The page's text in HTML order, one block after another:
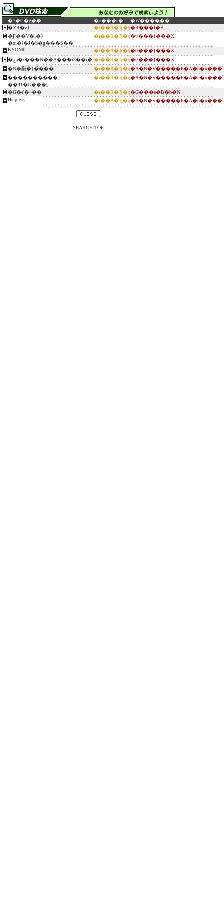
�^�C�g�� �o���ғ�
�W������
�ЎR�ߍl
�ɍ��R�Ђ�q�R���f�B
�Ƒ��V�l�}
�m�[�J�b�g���S��
�ɍ��R�Ђ�q�t/���}���X
KYON8 �ɍ��R�Ђ�q�t/���}���X
�ݘa�c���N��A���i3��i�j�ɍ��R�Ђ�q�t/���}���X
�N�敮�{�̉͂���
�ɍ��R�Ђ�q
����������
��41�G���[
�ɍ��R�Ђ�q
�G�ꂽ�~�� �ɍ��R�Ђ�q�G���e�B�b�N
Helpless
�ɍ��R�Ђ�q
SEARCH TOP